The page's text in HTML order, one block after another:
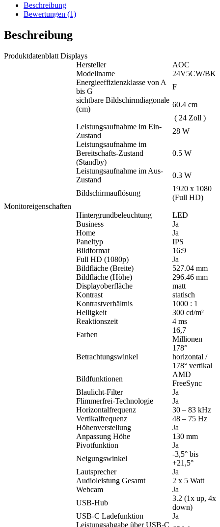
Beschreibung
Bewertungen (1)
Beschreibung
Produktdatenblatt Displays
Hersteller
AOC
Modellname
24V5CW/BK
Energieeffizienzklasse von A
bis G
F
sichtbare Bildschirmdiagonale
(cm)
60.4 cm
( 24 Zoll )
Leistungsaufnahme im Ein-
Zustand
28 W
Leistungsaufnahme im
Bereitschafts-Zustand
(Standby)
0.5 W
Leistungsaufnahme im Aus-
Zustand
0.3 W
Bildschirmauflösung
1920 x 1080
(Full HD)
Monitoreigenschaften
Hintergrundbeleuchtung
LED
Business
Ja
Home
Ja
Paneltyp
IPS
Bildformat
16:9
Full HD (1080p)
Ja
Bildfläche (Breite)
527.04 mm
Bildfläche (Höhe)
296.46 mm
Displayoberfläche
matt
Kontrast
statisch
Kontrastverhältnis
1000 : 1
Helligkeit
300 cd/m²
Reaktionszeit
4 ms
Farben
16,7
Millionen
Betrachtungswinkel
178°
horizontal /
178° vertikal
Bildfunktionen
AMD
FreeSync
Blaulicht-Filter
Ja
Flimmerfrei-Technologie
Ja
Horizontalfrequenz
30 – 83 kHz
Vertikalfrequenz
48 – 75 Hz
Höhenverstellung
Ja
Anpassung Höhe
130 mm
Pivotfunktion
Ja
Neigungswinkel
-3,5° bis
+21,5°
Lautsprecher
Ja
Audioleistung Gesamt
2 x 5 Watt
Webcam
Ja
USB-Hub
3.2 (1x up, 4x
down)
USB-C Ladefunktion
Ja
Leistungsabgabe über USB-C